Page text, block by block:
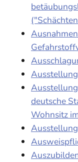
deutsche
Wohnsitz